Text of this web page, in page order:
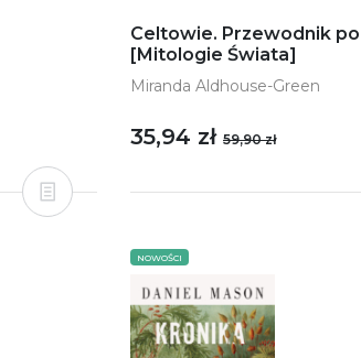
Celtowie. Przewodnik
[Mitologie Świata]
Miranda Aldhouse-Green
35,94 zł 59,90 zł
NOWOŚCI